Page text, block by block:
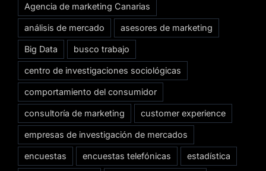
Agencia de marketing Canarias
análisis de mercado asesores de marketing
Big Data busco trabajo
centro de investigaciones sociológicas
comportamiento del consumidor
consultoría de marketing customer experience
empresas de investigación de mercados
encuestas encuestas telefónicas estadística